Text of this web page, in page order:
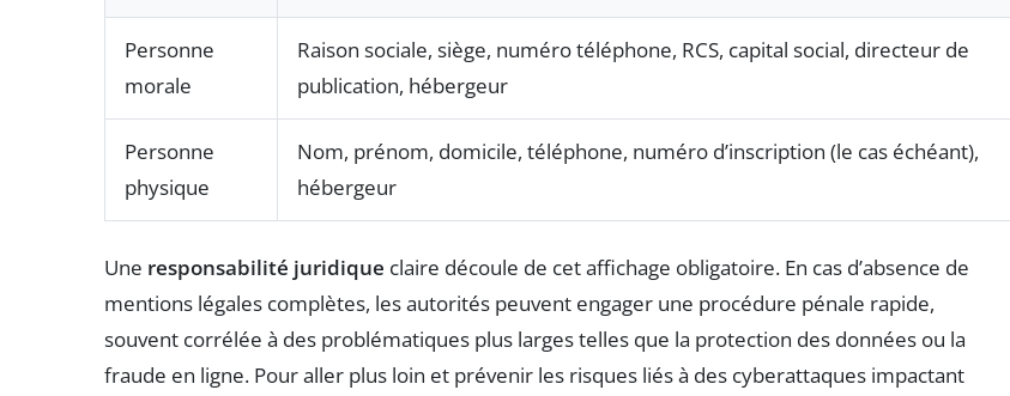
Personne
morale
Raison sociale, siège, numéro téléphone, RCS, capital social, directeur de
publication, hébergeur
Personne
physique
Nom, prénom, domicile, téléphone, numéro d’inscription (le cas échéant),
hébergeur
Une responsabilité juridique claire découle de cet affichage obligatoire. En cas d’absence de
mentions légales complètes, les autorités peuvent engager une procédure pénale rapide,
souvent corrélée à des problématiques plus larges telles que la protection des données ou la
fraude en ligne. Pour aller plus loin et prévenir les risques liés à des cyberattaques impactant